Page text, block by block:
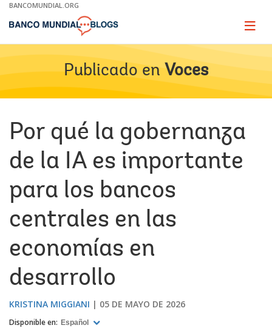
Skip
Main
BANCOMUNDIAL.ORG
Page
Publicado en Voces
Por qué la gobernanza
de la IA es importante
para los bancos
centrales en las
economías en
desarrollo
KRISTINA MIGGIANI 05 DE MAYO DE 2026
Disponible en: Español